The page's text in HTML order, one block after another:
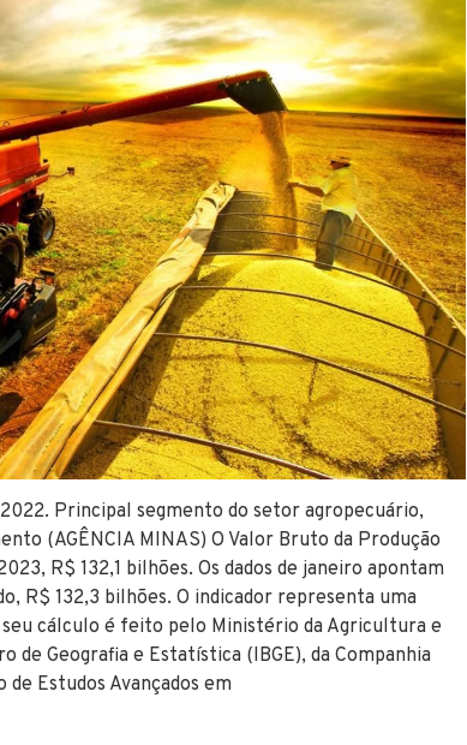
Principal segmento do setor agropecuário,
(AGÊNCIA MINAS) O Valor Bruto da Produção
R$ 132,1 bilhões. Os dados de janeiro apontam
R$ 132,3 bilhões. O indicador representa uma
cálculo é feito pelo Ministério da Agricultura e
Geografia e Estatística (IBGE), da Companhia
Estudos Avançados em